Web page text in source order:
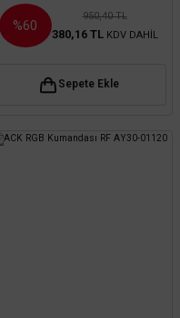
%60
950,40 TL
380,16 TL KDV DAHİL
Sepete Ekle